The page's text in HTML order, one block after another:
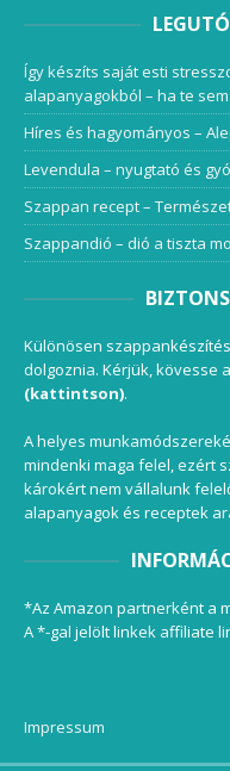
Így készíts saját esti
alapanyagokból – ha te
Híres és hagyományos –
Levendula – nyugtató és
Szappan recept –
Szappandió – dió a tiszta
Különösen
dolgoznia. Kérjük, kövesse a
(kattintson).
A helyes
mindenki maga felel, ezért
károkért nem vállalunk
alapanyagok és receptek
*Az Amazon partnerként a
A *-gal jelölt linkek affiliate
Impressum